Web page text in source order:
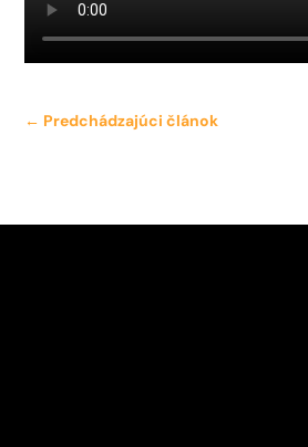
← Predchádzajúci článok